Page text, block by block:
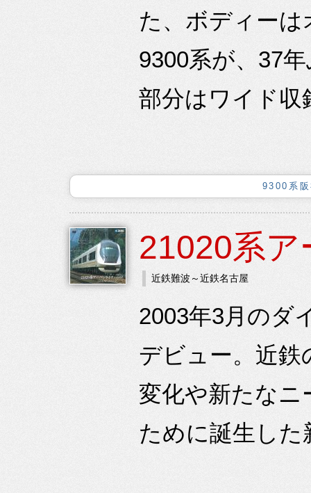
た、ボディー
9300系が、37
部分はワイド収
9300系
21020系
近鉄難波～近鉄名古屋
2003年3月のダ
デビュー。近
変化や新たなニ
ために誕生した